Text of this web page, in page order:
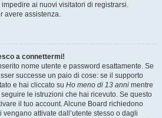
ai nuovi visitatori di registrarsi.
avere assistenza.
a connettermi!
nome utente e password esattamente. Se
successe un paio di cose: se il supporto
e hai cliccato su Ho meno di 13 anni mentre
le istruzioni che hai ricevuto. Se questo
il tuo account. Alcune Board richiedono
attivate dall’utente stesso o dagli